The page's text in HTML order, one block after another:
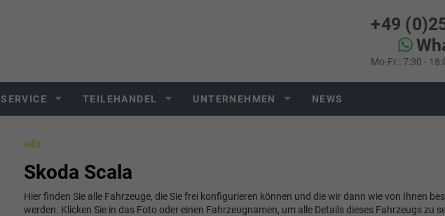
+49
Mo-Fr.: 7:30 -
SERVICE TEILEHANDEL UNTERNEHMEN NEWS
info
Skoda Scala
Hier finden Sie alle Fahrzeuge, die Sie frei konfigurieren können und die wir dann wie von Ihnen
werden. Klicken Sie in das Foto oder einen Fahrzeugnamen, um alle Details dieses Fahrzeugs zu